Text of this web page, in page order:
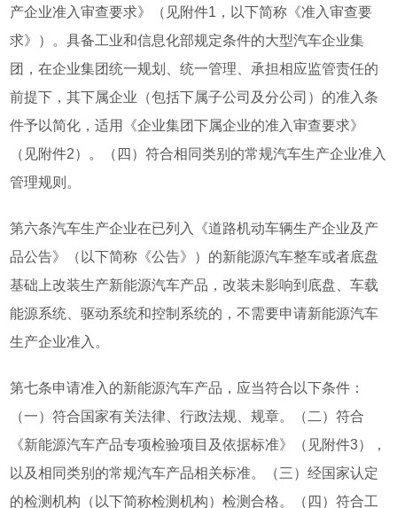
产企业准入审查要求》（见附件1，以下简称《准入审查要
求》）。具备工业和信息化部规定条件的大型汽车企业集
团，在企业集团统一规划、统一管理、承担相应监管责任的
前提下，其下属企业（包括下属子公司及分公司）的准入条
件予以简化，适用《企业集团下属企业的准入审查要求》
（见附件2）。（四）符合相同类别的常规汽车生产企业准入
管理规则。
第六条汽车生产企业在已列入《道路机动车辆生产企业及产
品公告》（以下简称《公告》）的新能源汽车整车或者底盘
基础上改装生产新能源汽车产品，改装未影响到底盘、车载
能源系统、驱动系统和控制系统的，不需要申请新能源汽车
生产企业准入。
第七条申请准入的新能源汽车产品，应当符合以下条件：
（一）符合国家有关法律、行政法规、规章。（二）符合
《新能源汽车产品专项检验项目及依据标准》（见附件3），
以及相同类别的常规汽车产品相关标准。（三）经国家认定
的检测机构（以下简称检测机构）检测合格。（四）符合工